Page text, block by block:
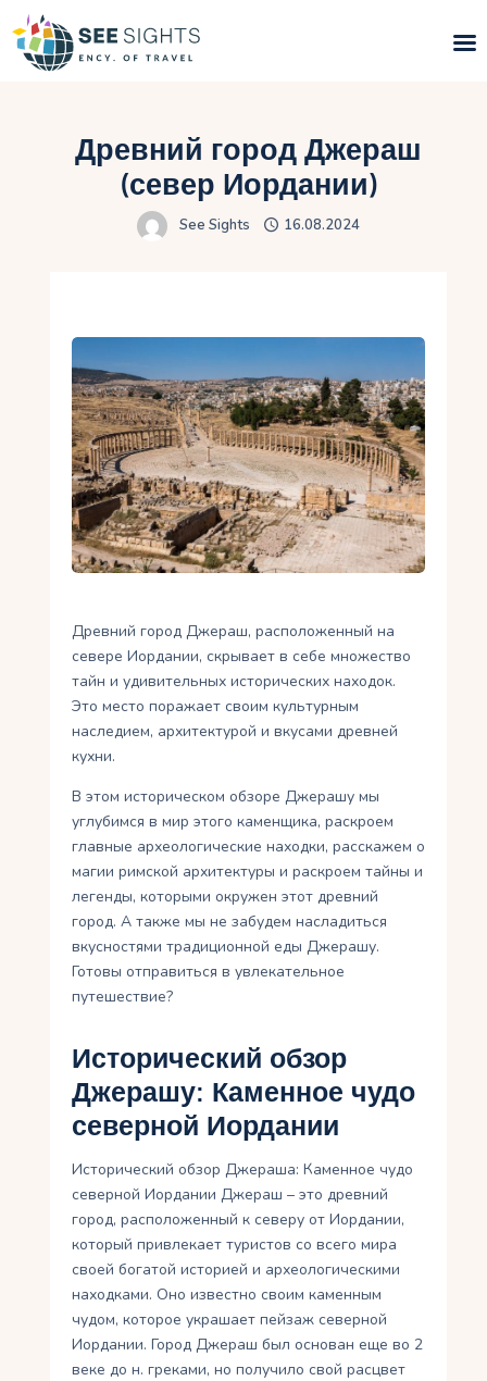
Горящие туры
Типы Туров
Инфо
Блог
Контакты
Укр
Древний город Джераш
(север Иордании)
See Sights 16.08.2024
Древний город Джераш, расположенный на
севере Иордании, скрывает в себе множество
тайн и удивительных исторических находок.
Это место поражает своим культурным
наследием, архитектурой и вкусами древней
кухни.
В этом историческом обзоре Джерашу мы
углубимся в мир этого каменщика, раскроем
главные археологические находки, расскажем о
магии римской архитектуры и раскроем тайны и
легенды, которыми окружен этот древний
город. А также мы не забудем насладиться
вкусностями традиционной еды Джерашу.
Готовы отправиться в увлекательное
путешествие?
Исторический обзор
Джерашу: Каменное чудо
северной Иордании
Исторический обзор Джераша: Каменное чудо
северной Иордании Джераш – это древний
город, расположенный к северу от Иордании,
который привлекает туристов со всего мира
своей богатой историей и археологическими
находками. Оно известно своим каменным
чудом, которое украшает пейзаж северной
Иордании. Город Джераш был основан еще во 2
веке до н. греками, но получило свой расцвет